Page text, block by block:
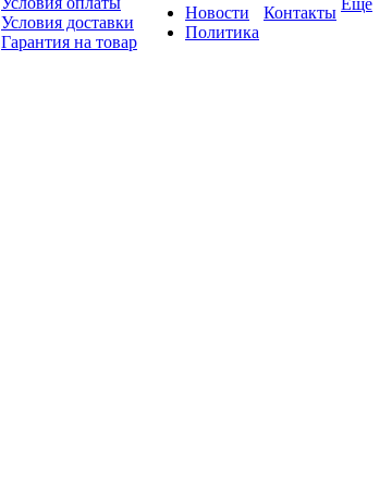
Условия доставки
Гарантия на товар
Новости
Политика
Контакты Ещё